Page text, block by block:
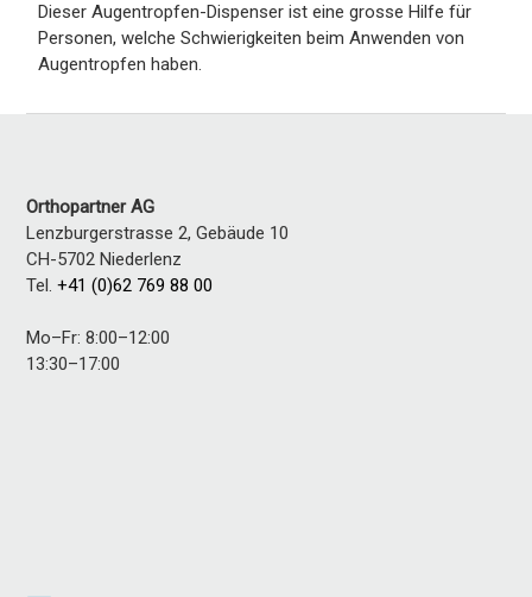
Dieser Augentropfen-Dispenser ist eine grosse Hilfe für
Personen, welche Schwierigkeiten beim Anwenden von
Augentropfen haben.
Orthopartner AG
Lenzburgerstrasse 2, Gebäude 10
CH-5702 Niederlenz
Tel.+41 (0)62 769 88 00
Mo–Fr: 8:00–12:00
13:30–17:00